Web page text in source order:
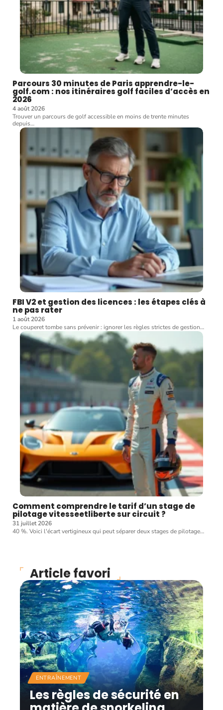
Parcours 30 minutes de Paris apprendre-le-
golf.com : nos itinéraires golf faciles d’accès en
2026
4 août 2026
Trouver un parcours de golf accessible en moins de trente minutes
depuis…
FBI V2 et gestion des licences : les étapes clés à
ne pas rater
1 août 2026
Le couperet tombe sans prévenir : ignorer les règles strictes de gestion…
Comment comprendre le tarif d’un stage de
pilotage vitesseetliberte sur circuit ?
31 juillet 2026
40 %. Voici l'écart vertigineux qui peut séparer deux stages de pilotage…
Article favori
ENTRAÎNEMENT
Les règles de sécurité en